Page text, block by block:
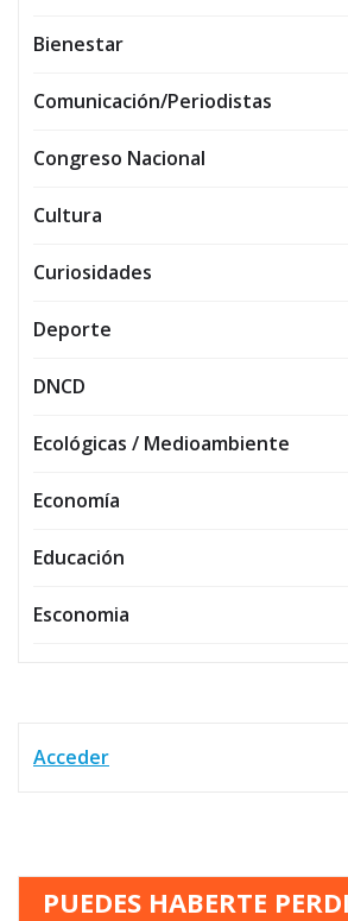
Bienestar
Comunicación/Periodistas
Congreso Nacional
Cultura
Curiosidades
Deporte
DNCD
Ecológicas / Medioambiente
Economía
Educación
Esconomia
Acceder
PUEDES HABERTE